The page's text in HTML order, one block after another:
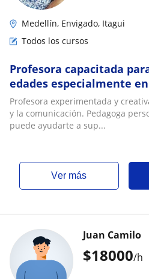
Medellín, Envigado, Itagui
Todos los cursos
Profesora capacitada
edades especialmente
Lecto-escritura
Profesora experimentada y
y la comunicación. Pedagoga
puede ayudarte a sup...
ver más
$18000/h
Juan Camilo